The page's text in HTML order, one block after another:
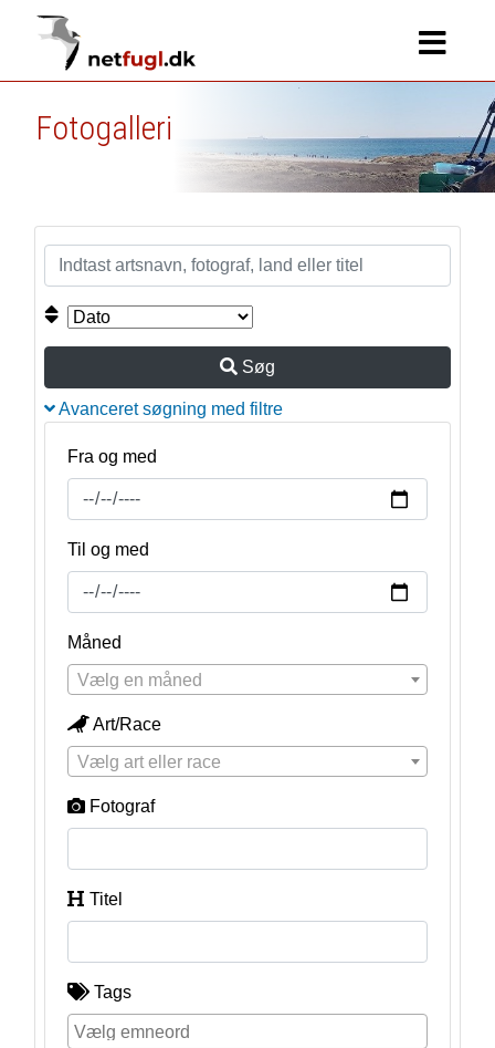
Fotogalleri
Søg
Avanceret søgning med filtre
Fra og med
Til og med
Måned
Vælg en måned
Art/Race
Vælg art eller race
Fotograf
Titel
Tags